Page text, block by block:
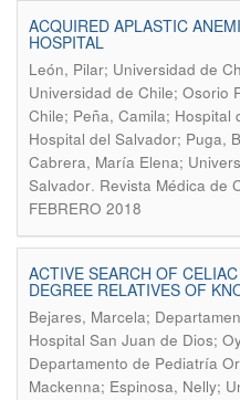
ACQUIRED APLASTIC
HOSPITAL
León, Pilar; Universidad de
Universidad de Chile; Osorio
Chile; Peña, Camila; Hospital
Hospital del Salvador; Puga,
Cabrera, María Elena;
Salvador. Revista Médica de
FEBRERO 2018
ACTIVE SEARCH OF
DEGREE RELATIVES OF
Bejares, Marcela;
Hospital San Juan de Dios;
Departamento de Pediatría
Mackenna; Espinosa, Nelly;